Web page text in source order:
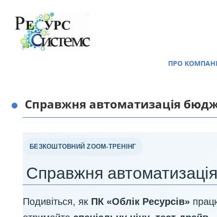
ПРО
Підписатися
Політика
Справжня автоматизація
БЕЗКОШТОВНИЙ ZOOM-ТРЕНІНГ
Справжня
Подивіться, як ПК «Облік Ресурсів»